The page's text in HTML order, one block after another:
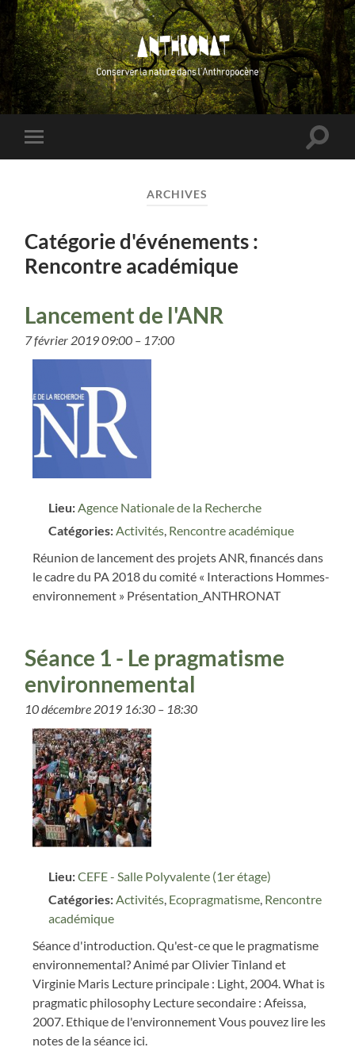
ANTHRONAT
Toggle
mobile
Toggle
ARCHIVES
Catégorie d'événements :
Rencontre académique
Lancement de l'ANR
7 février 2019 09:00 – 17:00
Lieu: Agence Nationale de la Recherche
Catégories: Activités Rencontre académique
Réunion de lancement des projets ANR, financés dans
le cadre du PA 2018 du comité « Interactions Hommes-
environnement » Présentation_ANTHRONAT
Séance 1 - Le pragmatisme
environnemental
10 décembre 2019 16:30 – 18:30
Lieu:CEFE - Salle Polyvalente (1er étage)
Catégories: Activités Ecopragmatisme Rencontre
académique
Séance d'introduction. Qu'est-ce que le pragmatisme
environnemental? Animé par Olivier Tinland et
Virginie Maris Lecture principale : Light, 2004. What is
pragmatic philosophy Lecture secondaire : Afeissa,
2007. Ethique de l'environnement Vous pouvez lire les
notes de la séance ici.